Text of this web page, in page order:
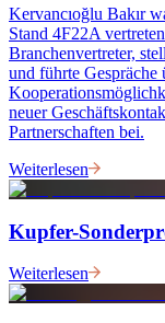
Kervancıoğlu Bakır
Stand 4F22A
Branchenvertreter,
und führte
neuer
Partnerschaften bei.
Weiterlesen
Kupfer-
Weiterlesen